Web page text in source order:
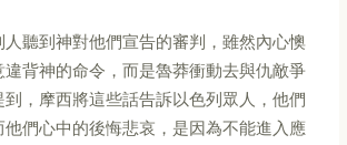
聽到神對他們宣告的審判，雖然內心懊
背神的命令，而是魯莽衝動去與仇敵爭
，摩西將這些話告訴以色列眾人，他們
們心中的後悔悲哀，是因為不能進入應